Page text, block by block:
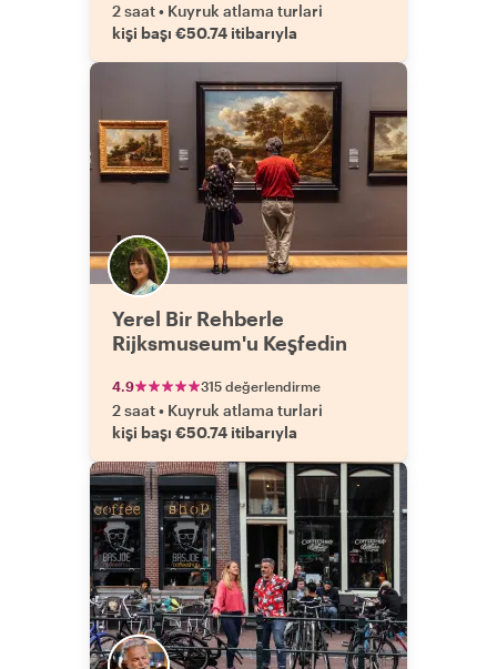
2 saat• Kuyruk atlama turlari
kişi başı €50.74 itibarıyla
Yerel Bir Rehberle
Rijksmuseum'u Keşfedin
4.9 315 değerlendirme
2 saat• Kuyruk atlama turlari
kişi başı €50.74 itibarıyla